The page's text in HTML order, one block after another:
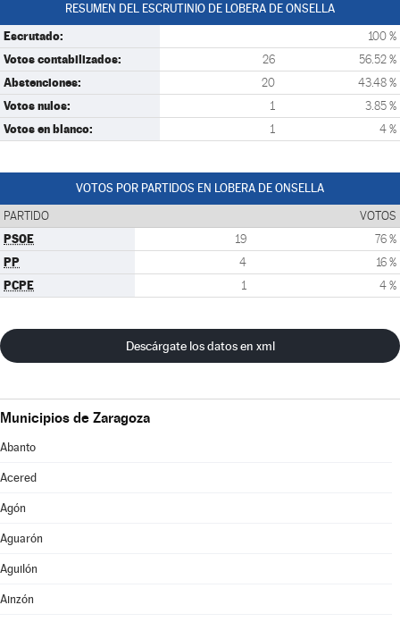
RESUMEN DEL ESCRUTINIO DE LOBERA DE ONSELLA
Escrutado: 100 %
Votos contabilizados: 26 56.52 %
Abstenciones: 20 43.48 %
Votos nulos: 1 3.85 %
Votos en blanco: 1 4 %
VOTOS POR PARTIDOS EN LOBERA DE ONSELLA
PARTIDO VOTOS
PSOE 19 76 %
PP 4 16 %
PCPE 1 4 %
Descárgate los datos en xml
Municipios de Zaragoza
Abanto
Acered
Agón
Aguarón
Aguilón
Ainzón